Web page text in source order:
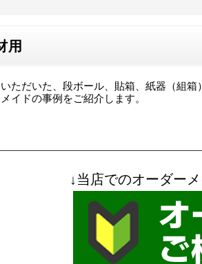
用
ただいた、段ボール、貼箱、紙器（組
イドの事例をご紹介します。
↓当店でのオーダー